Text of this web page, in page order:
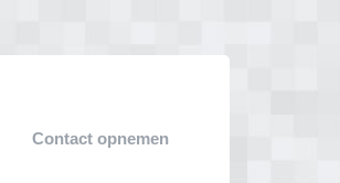
Contact opnemen